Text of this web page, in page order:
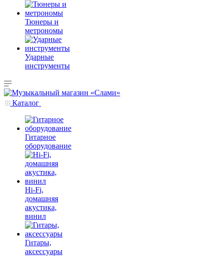
Тюнеры и
метрономы
Ударные
инструменты
Каталог
Гитарное
оборудование
Hi-Fi,
домашняя
акустика,
винил
Гитары,
аксессуары